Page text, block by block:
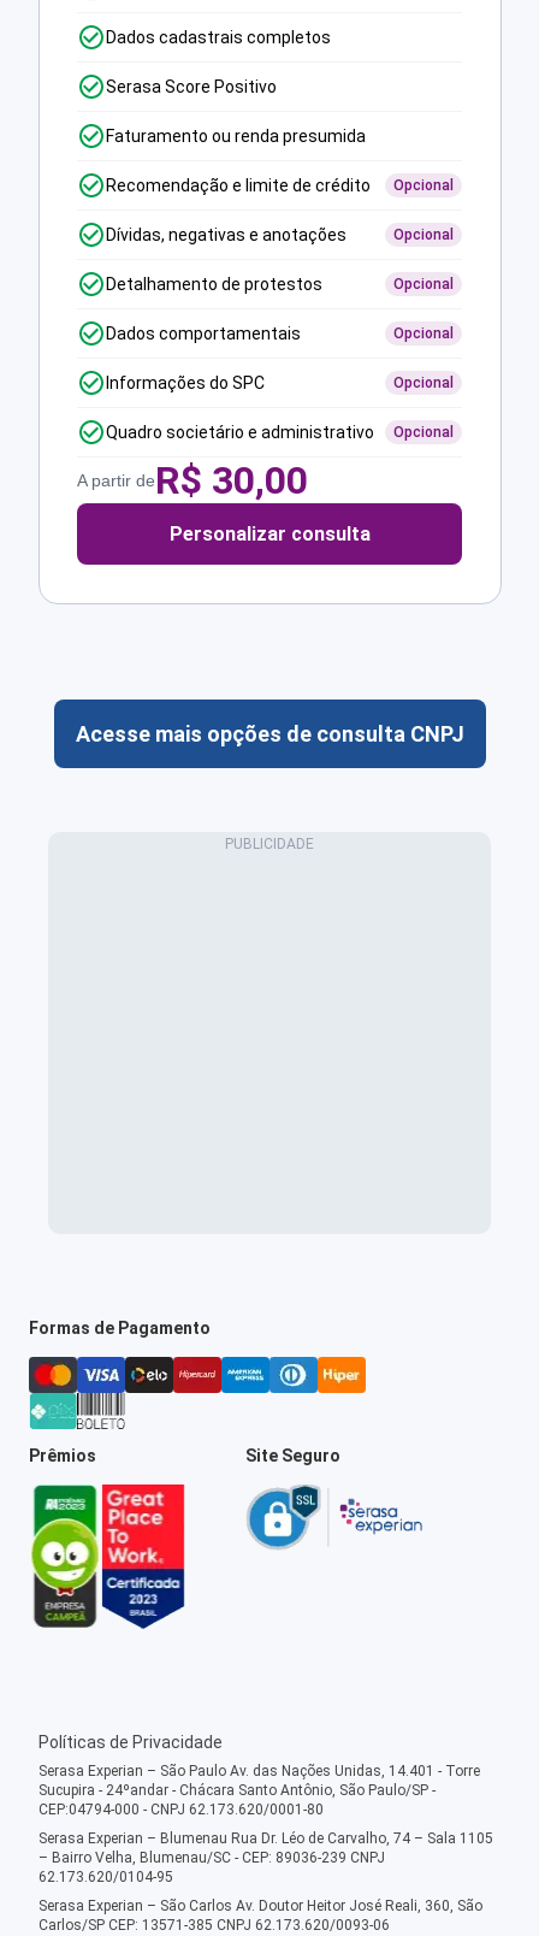
Dados cadastrais completos
Serasa Score Positivo
Faturamento ou renda presumida
Recomendação e limite de crédito Opcional
Dívidas, negativas e anotações Opcional
Detalhamento de protestos Opcional
Dados comportamentais Opcional
Informações do SPC Opcional
Quadro societário e administrativo Opcional
A partir deR$ 30,00
Personalizar consulta
Acesse mais opções de consulta CNPJ
Formas de Pagamento
Prêmios Site Seguro
Políticas de Privacidade
Serasa Experian – São Paulo Av. das Nações Unidas, 14.401 - Torre
Sucupira - 24ºandar - Chácara Santo Antônio, São Paulo/SP -
CEP:04794-000 - CNPJ 62.173.620/0001-80
Serasa Experian – Blumenau Rua Dr. Léo de Carvalho, 74 – Sala 1105
– Bairro Velha, Blumenau/SC - CEP: 89036-239 CNPJ
62.173.620/0104-95
Serasa Experian – São Carlos Av. Doutor Heitor José Reali, 360, São
Carlos/SP CEP: 13571-385 CNPJ 62.173.620/0093-06